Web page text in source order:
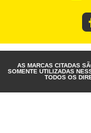
AS MARCAS CITADAS
SOMENTE UTILIZADAS
TODOS OS